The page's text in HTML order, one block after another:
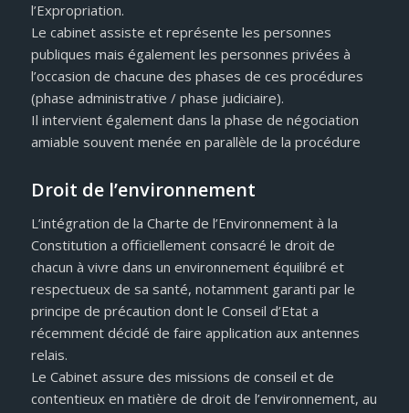
l’Expropriation.
Le cabinet assiste et représente les personnes
publiques mais également les personnes privées à
l’occasion de chacune des phases de ces procédures
(phase administrative / phase judiciaire).
Il intervient également dans la phase de négociation
amiable souvent menée en parallèle de la procédure
Droit de l’environnement
L’intégration de la Charte de l’Environnement à la
Constitution a officiellement consacré le droit de
chacun à vivre dans un environnement équilibré et
respectueux de sa santé, notamment garanti par le
principe de précaution dont le Conseil d’Etat a
récemment décidé de faire application aux antennes
relais.
Le Cabinet assure des missions de conseil et de
contentieux en matière de droit de l’environnement, au